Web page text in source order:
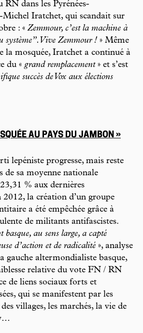
RN dans les Pyrénées-
Michel Iratchet, qui scandait sur
: « Zemmour, c’est la machine à
système”. Vive Zemmour ! » Même
la mosquée, Iratchet a continué à
du « grand remplacement» et s’est
succès de Vox aux élections
AU PAYS DU JAMBON »
lepéniste progresse, mais reste
de sa moyenne nationale
% aux dernières
2012, la création d’un groupe
a été empêchée grâce à
de militants antifascistes.
basque, au sens large, a capté
d’action et de radicalité », analyse
gauche altermondialiste basque,
relative du vote FN / RN
de liens sociaux forts et
qui se manifestent par les
villages, les marchés, la vie de